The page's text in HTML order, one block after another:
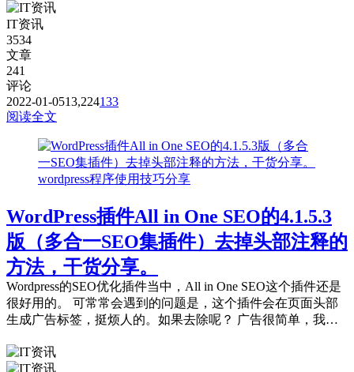
个114，4个1，4.4.8.8，8.8.8.8或是其它公共的DNS。） 第
二：免费公共的节点，用的人太多，稳定性...
IT资讯
3534
文章
241
评论
2022-01-0513,224133
阅读全文
wordpress程序使用技巧分享
WordPress插件All in One SEO的4.1.5.3
版（多合一SEO集插件）去掉头部注释的
方法，干货分享。
Wordpress的SEO优化插件当中，All in One SEO这个插件还是
很好用的。 可常常会遇到的问题是，这个插件会在页面头部
生成广告标签，挺烦人的。如果去除呢？ 广告很简单，我们